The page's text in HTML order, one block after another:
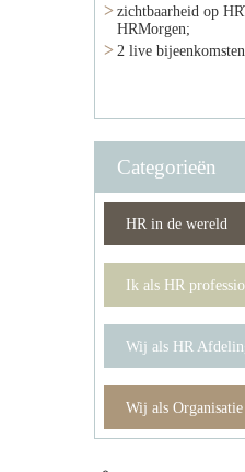
zichtbaarheid op
HRMorgen;
2 live
Categorieën
HR in de wereld
Ik als HR
Wij als HR
Wij als Organisatie